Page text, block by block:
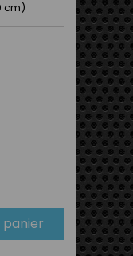
cm)
panier